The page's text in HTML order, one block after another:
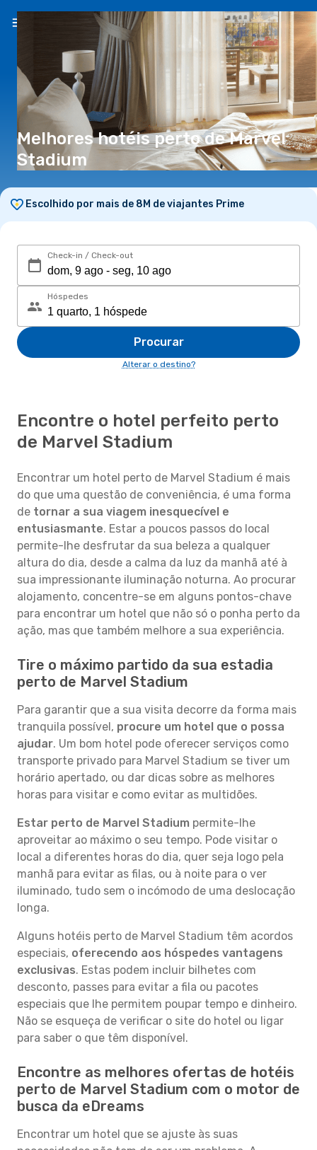
PT(€)
Melhores hotéis perto de Marvel
Stadium
Escolhido por mais de 8M de viajantes Prime
Check-in / Check-out
Hóspedes
Procurar
Alterar o destino?
Encontre o hotel perfeito perto
de Marvel Stadium
Encontrar um hotel perto de Marvel Stadium é mais
do que uma questão de conveniência, é uma forma
de tornar a sua viagem inesquecível e
entusiasmante. Estar a poucos passos do local
permite-lhe desfrutar da sua beleza a qualquer
altura do dia, desde a calma da luz da manhã até à
sua impressionante iluminação noturna. Ao procurar
alojamento, concentre-se em alguns pontos-chave
para encontrar um hotel que não só o ponha perto da
ação, mas que também melhore a sua experiência.
Tire o máximo partido da sua estadia
perto de Marvel Stadium
Para garantir que a sua visita decorre da forma mais
tranquila possível, procure um hotel que o possa
ajudar. Um bom hotel pode oferecer serviços como
transporte privado para Marvel Stadium se tiver um
horário apertado, ou dar dicas sobre as melhores
horas para visitar e como evitar as multidões.
Estar perto de Marvel Stadium permite-lhe
aproveitar ao máximo o seu tempo. Pode visitar o
local a diferentes horas do dia, quer seja logo pela
manhã para evitar as filas, ou à noite para o ver
iluminado, tudo sem o incómodo de uma deslocação
longa.
Alguns hotéis perto de Marvel Stadium têm acordos
especiais, oferecendo aos hóspedes vantagens
exclusivas. Estas podem incluir bilhetes com
desconto, passes para evitar a fila ou pacotes
especiais que lhe permitem poupar tempo e dinheiro.
Não se esqueça de verificar o site do hotel ou ligar
para saber o que têm disponível.
Encontre as melhores ofertas de hotéis
perto de Marvel Stadium com o motor de
busca da eDreams
Encontrar um hotel que se ajuste às suas